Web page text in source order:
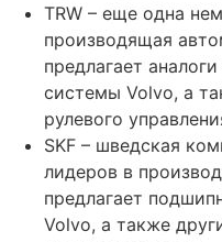
TRW – еще одна
производящая
предлагает
системы Volvo, а
рулевого
SKF – шведская
лидеров в
предлагает
Volvo, а также